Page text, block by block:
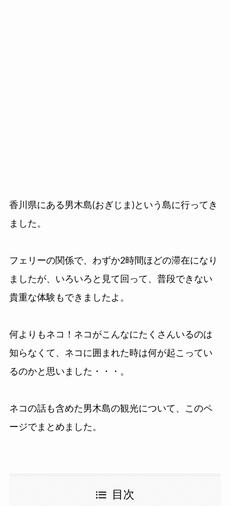
香川県にある男木島(おぎじま)という島に行ってき
ました。
フェリーの関係で、わずか2時間ほどの滞在になり
ましたが、いろいろと見て回って、普段できない
貴重な体験もできましたよ。
何よりもネコ！ネコがこんなにたくさんいるのは
知らなくて、ネコに囲まれた時は何が起こってい
るのかと思いました・・・。
ネコの話も含めた男木島の観光について、このペ
ージでまとめました。
目次